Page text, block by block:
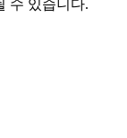
수 있습니다.